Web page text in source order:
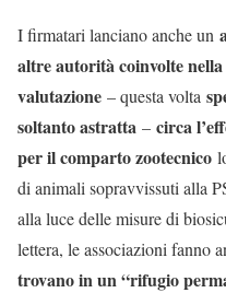
I firmatari lanciano anche un
altre autorità coinvolte
valutazione – questa volta
soltanto astratta – circa
per il comparto zootecnico
di animali sopravvissuti alla
alla luce delle misure di
lettera, le associazioni fanno
trovano in un “rifugio